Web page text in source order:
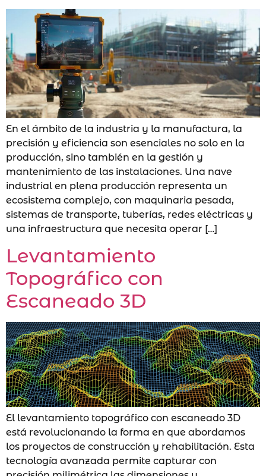
En el ámbito de la industria y la manufactura, la
precisión y eficiencia son esenciales no solo en la
producción, sino también en la gestión y
mantenimiento de las instalaciones. Una nave
industrial en plena producción representa un
ecosistema complejo, con maquinaria pesada,
sistemas de transporte, tuberías, redes eléctricas y
una infraestructura que necesita operar […]
Levantamiento
Topográfico con
Escaneado 3D
El levantamiento topográfico con escaneado 3D
está revolucionando la forma en que abordamos
los proyectos de construcción y rehabilitación. Esta
tecnología avanzada permite capturar con